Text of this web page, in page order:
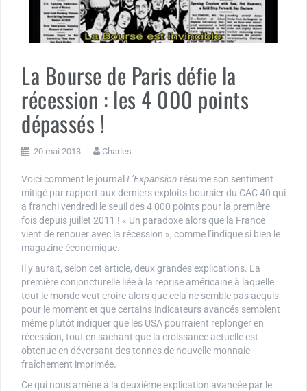
La Bourse de Paris défie la
récession : les 4 000 points
dépassés !
20 mai 2013 Charles
Voici comment le journal L’Expansion résume son sentiment
mitigé par rapport aux derniers exploits boursier du CAC 40 qui
a franchi vendredi le seuil des 4 000 points pour la première
fois depuis juillet 2011 ! « Un paradoxe alors que la France
vient de renouer avec la récession », comme l’indique si bien le
magazine économique.
Il y aurait, selon cet article, deux grandes explications. La
première conjoncturelle liée à la reprise américaine à laquelle
tout le monde veut croire alors que cela ne semble pas acquis
pour le moment et que certains indicateurs avancés semblent
même plutôt indiquer que les USA pourraient replonger en
récession, tout en sachant que la croissance actuelle est
obtenue en déversant des tonnes de nouvelle monnaie
fraîchement imprimée.
Ce qui nous amène à la deuxième explication avancée par le